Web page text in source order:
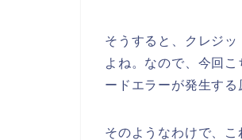
そうすると、クレジ
よね。なので、今回
ードエラーが発生する
そのようなわけで、